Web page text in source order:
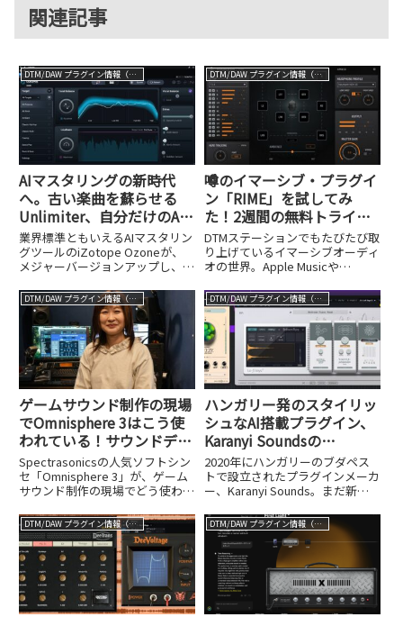
関連記事
DTM/DAW プラグイン情報（VST AU AAX）
AIマスタリングの新時代
へ。古い楽曲を蘇らせる
Unlimiter、自分だけのAI
アシスタントを作成できる
機能など、新機能を多数搭
載。約30％OFFのイントロ
セールも開催中！
業界標準ともいえるAIマスタリン
グツールのiZotope Ozoneが、
メジャーバージョンアップし、
発売がスタートしました。今回の
バージョンアップでは、単なる機
能強化にとどまらず、音楽制作の
ワークフロー...
DTM/DAW プラグイン情報（VST AU AAX）
噂のイマーシブ・プラグイ
ン「RIME」を試してみ
た！2週間の無料トライア
ルも実施中
DTMステーションでもたびたび取
り上げているイマーシブオーディ
オの世界。Apple Musicや
しつつある今、Dolby Atmosなど
の立体音響作品を手掛けたいと考
えている方も多いはずです。しか
し、...
DTM/DAW プラグイン情報（VST AU AAX）
ゲームサウンド制作の現場
でOmnisphere 3はこう使
われている！サウンドディ
レクター・大島香織さんに
聞く、音源を超えた活用法
Spectrasonicsの人気ソフトシン
セ「Omnisphere 3」が、ゲーム
サウンド制作の現場でどう使われ
大島香織さんに聞きました。
DTM/DAW プラグイン情報（VST AU AAX）
ハンガリー発のスタイリッ
シュなAI搭載プラグイン、
Karanyi Soundsの
Cloudmax BreezeとLofi
Keys 2。
2020年にハンガリーのブダペス
トで設立されたプラグインメーカ
ー、Karanyi Sounds。まだ新し
取り入れたスタイリッシュなプラ
グインを次々にリリースしてお
り、2025年4月からはクリプト
ン・フューチャ...
DTM/DAW プラグイン情報（VST AU AAX） DTM/DAW プラグイン情報（VST AU AAX）